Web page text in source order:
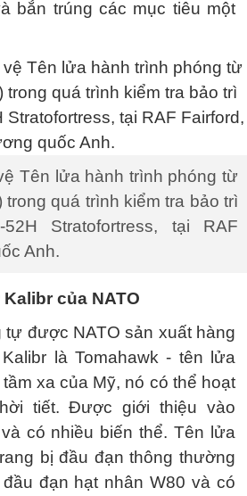
bắn trúng các mục tiêu một
Tên lửa hành trình phóng từ
trong quá trình kiểm tra bảo trì
Stratofortress, tại RAF
Anh.
của NATO
được NATO sản xuất hàng
là Tomahawk - tên lửa
xa của Mỹ, nó có thể hoạt
tiết. Được giới thiệu vào
có nhiều biến thể. Tên lửa
bị đầu đạn thông thường
đạn hạt nhân W80 và có